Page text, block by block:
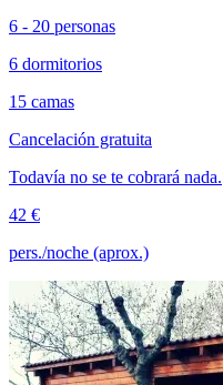
6 - 20 personas
6 dormitorios
15 camas
Cancelación gratuita
Todavía no se te cobrará nada.
42 €
pers./noche (aprox.)